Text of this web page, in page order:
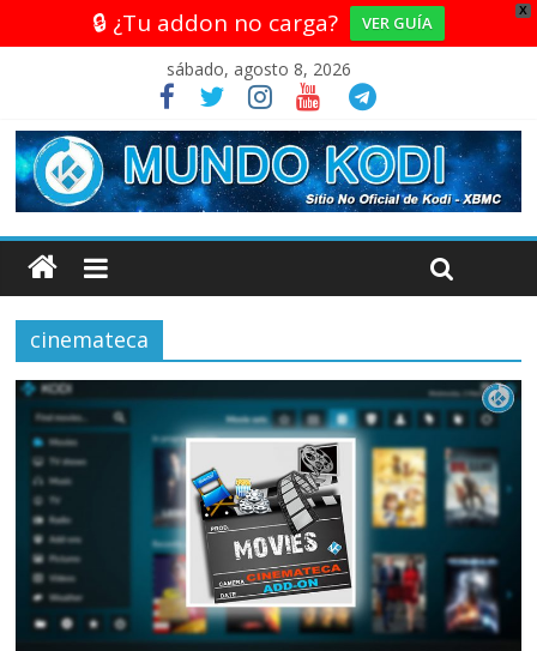
X
🔒 ¿Tu addon no carga? VER GUÍA
sábado, agosto 8, 2026
cinemateca